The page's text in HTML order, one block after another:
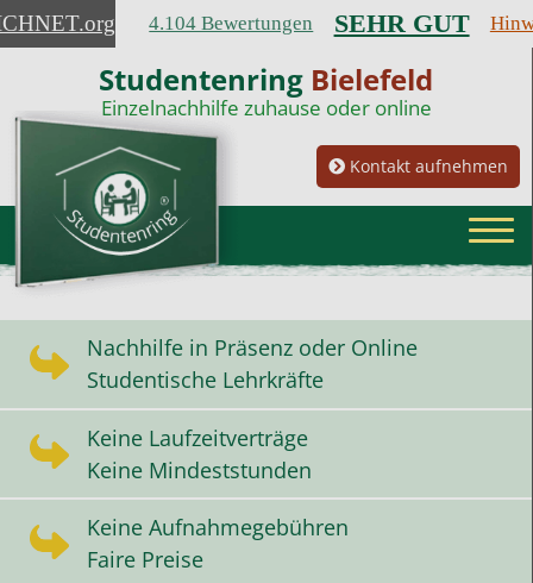
.org 4.104 Bewertungen SEHR GUT
Studentenring Bielefeld
Einzelnachhilfe zuhause oder online
Kontakt aufnehmen
Nachhilfe in Präsenz oder Online
Studentische Lehrkräfte
Keine Laufzeitverträge
Keine Mindeststunden
Keine Aufnahmegebühren
Faire Preise